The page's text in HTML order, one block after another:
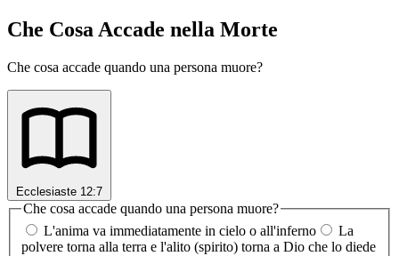
Che Cosa Accade nella Morte
Che cosa accade quando una persona muore?
Ecclesiaste 12:7
Che cosa accade quando una persona muore?
L'anima va immediatamente in cielo o all'inferno
La
polvere torna alla terra e l'alito (spirito) torna a Dio che lo diede